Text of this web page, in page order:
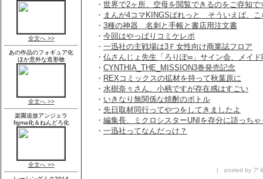
・ 世界で2ヶ所、空母を閲覧できるのをご存知で
・ まんが4コマKINGSぱれっと そういえば、こ
・ 3種の神器 名刺と手帳と書店用注文書
・ 今回はやっぱりコミケレポ
・ 一迅社の主戦場は3Ｆ女性向け商業誌フロア
・ 仏さんじょ先生「ろりぽ∞」サイン会、メイド
・ CYNTHIA_THE_MISSION3巻発売記念
・ REXコミックスの拡材を持って秋葉原に
・ 水樹奈々さん、小柄ですが存在感はすごい
・ いきなり無関係な焼酎のボトル
・ 先日取材同行ってやつをしてきましたよ
・ 編集長、ミクロシスターUNIを存分に語っちゃ
・ 一迅社ってなんだっけ？
| posted by アキ